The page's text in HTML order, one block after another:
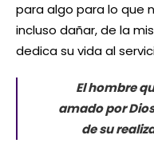
para algo para lo que
incluso dañar, de la
dedica su vida al
El hombre
amado por
de su